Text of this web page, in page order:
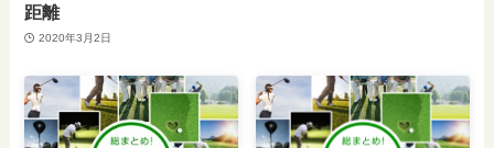
距離
2020年3月2日